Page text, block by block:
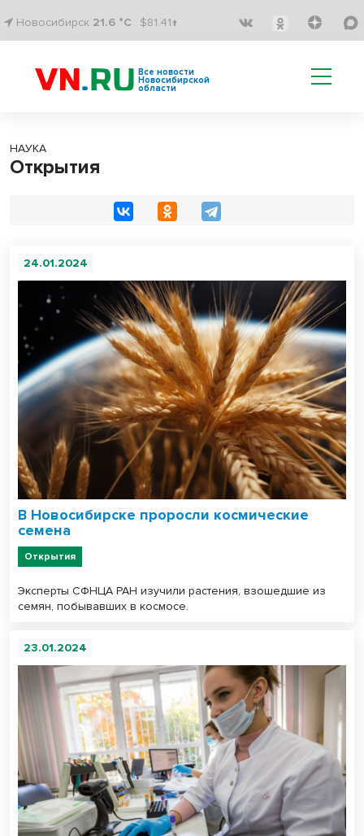
Новосибирск 21.6 °C $81.41↑
Все новости
Новосибирской
области
НАУКА
Открытия
24.01.2024
В Новосибирске проросли космические
семена
Открытия
Эксперты СФНЦА РАН изучили растения, взошедшие из
семян, побывавших в космосе.
23.01.2024